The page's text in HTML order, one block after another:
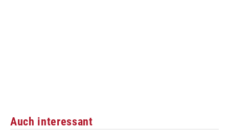
Auch interessant